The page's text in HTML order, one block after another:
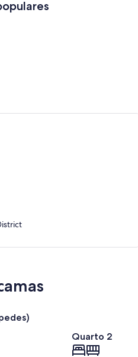
Quarto 2